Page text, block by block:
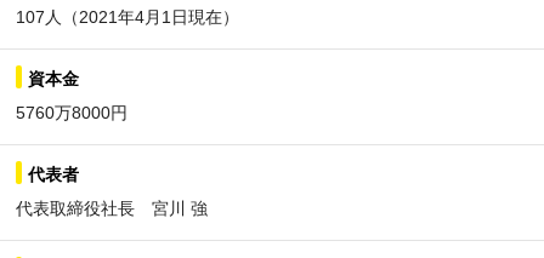
107人（2021年4月1日現在）
資本金
5760万8000円
代表者
代表取締役社長 宮川 強